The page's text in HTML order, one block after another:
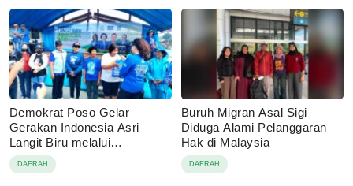
Demokrat Poso Gelar
Gerakan Indonesia Asri
Langit Biru melalui
Pembagian Sembako
DAERAH
Buruh Migran Asal Sigi
Diduga Alami Pelanggaran
Hak di Malaysia
DAERAH